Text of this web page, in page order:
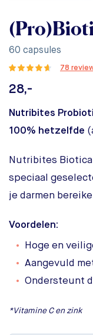
60 capsules
78
28,-
Nutribites
100% hetzelfde
Nutribites Biotica
speciaal
je darmen
Voordelen:
Hoge en
Aangevuld
Ondersteunt
*Vitamine C en zink